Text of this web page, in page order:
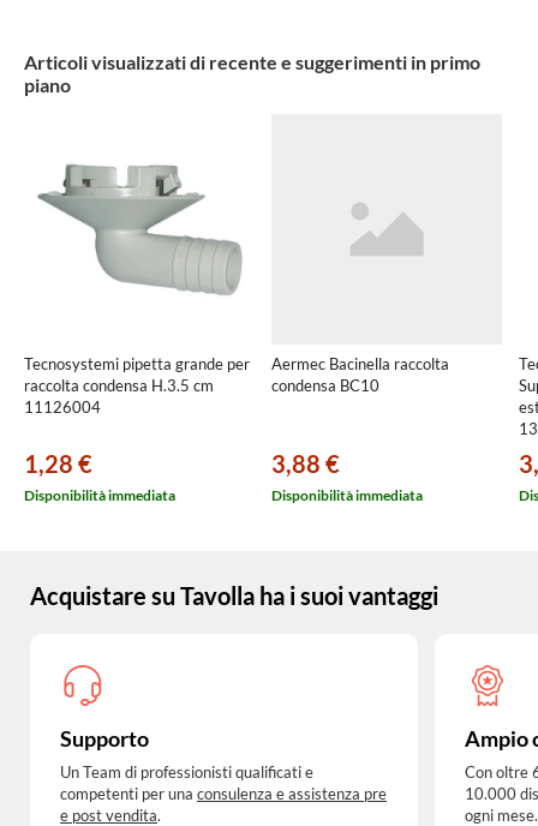
Articoli visualizzati di recente e suggerimenti in primo
piano
Tecnosystemi pipetta grande per
raccolta condensa H.3.5 cm
11126004
1,28 €
Disponibilità immediata
Aermec Bacinella raccolta
condensa BC10
3,88 €
Disponibilità immediata
Acquistare su Tavolla ha i suoi vantaggi
Supporto
Un Team di professionisti qualificati e
competenti per una consulenza e assistenza pre
e post vendita.
Ampio
Con oltre
10.000
ogni mese.